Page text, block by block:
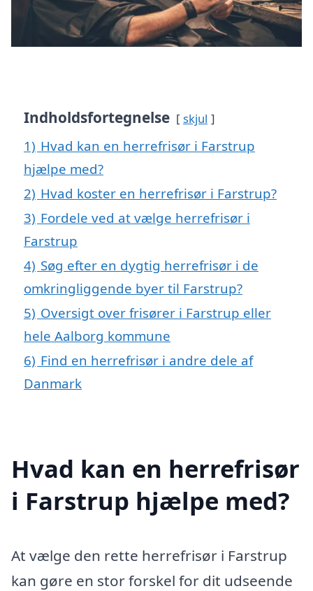
Indholdsfortegnelse skjul
1) Hvad kan en herrefrisør i Farstrup
hjælpe med?
2) Hvad koster en herrefrisør i Farstrup?
3) Fordele ved at vælge herrefrisør i
Farstrup
4) Søg efter en dygtig herrefrisør i de
omkringliggende byer til Farstrup?
5) Oversigt over frisører i Farstrup eller
hele Aalborg kommune
6) Find en herrefrisør i andre dele af
Danmark
Hvad kan en herrefrisør
i Farstrup hjælpe med?
At vælge den rette herrefrisør i Farstrup
kan gøre en stor forskel for dit udseende